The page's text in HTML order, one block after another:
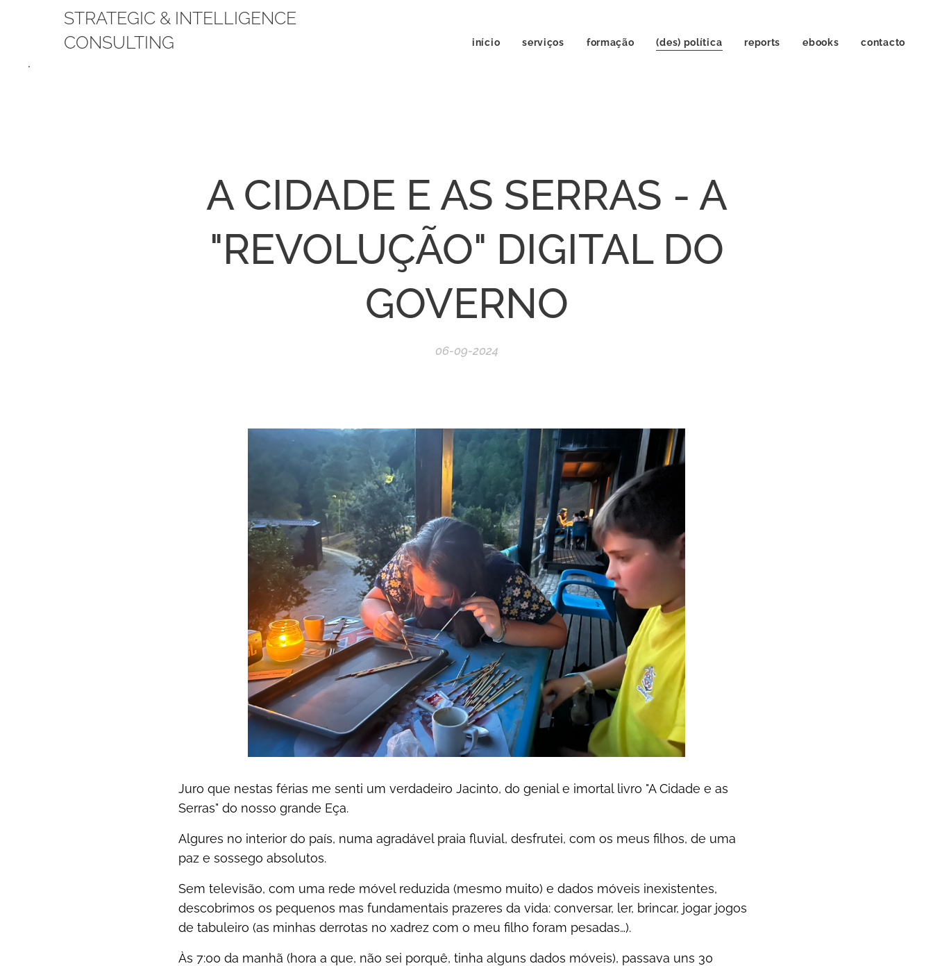
STRATEGIC & INTELLIGENCE
CONSULTING
.
início serviços formação (des) política reports ebooks contacto
A CIDADE E AS SERRAS - A
"REVOLUÇÃO" DIGITAL DO
GOVERNO
06-09-2024
Juro que nestas férias me senti um verdadeiro Jacinto, do genial e imortal livro "A Cidade e as
Serras" do nosso grande Eça.
Algures no interior do país, numa agradável praia fluvial, desfrutei, com os meus filhos, de uma
paz e sossego absolutos.
Sem televisão, com uma rede móvel reduzida (mesmo muito) e dados móveis inexistentes,
descobrimos os pequenos mas fundamentais prazeres da vida: conversar, ler, brincar, jogar jogos
de tabuleiro (as minhas derrotas no xadrez com o meu filho foram pesadas…).
Às 7:00 da manhã (hora a que, não sei porquê, tinha alguns dados móveis), passava uns 30